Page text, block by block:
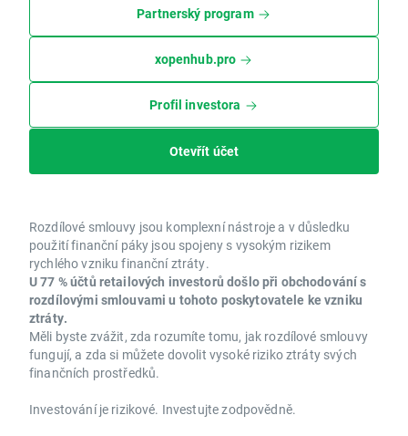
Partnerský program
xopenhub.pro
Profil investora
Otevřít účet
Rozdílové smlouvy jsou komplexní nástroje a v důsledku
použití finanční páky jsou spojeny s vysokým rizikem
rychlého vzniku finanční ztráty.
U 77 % účtů retailových investorů došlo při obchodování s
rozdílovými smlouvami u tohoto poskytovatele ke vzniku
ztráty.
Měli byste zvážit, zda rozumíte tomu, jak rozdílové smlouvy
fungují, a zda si můžete dovolit vysoké riziko ztráty svých
finančních prostředků.
Investování je rizikové. Investujte zodpovědně.